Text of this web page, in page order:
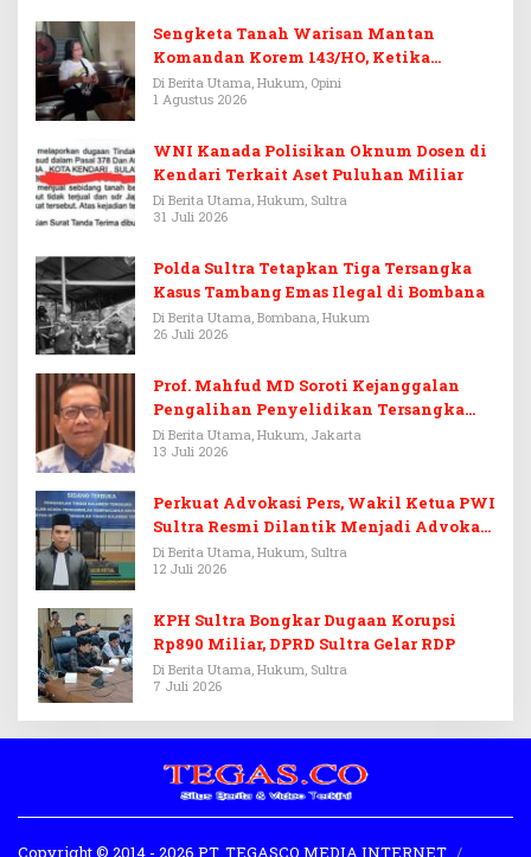
Sengketa Tanah Warisan Mantan
Komandan Korem 143/HO, Ketika
Warisan Menjadi Arena Pemerasan
Di Berita Utama, Hukum, Opini
1 Agustus 2026
WNI Kanada Polisikan Oknum Dosen di
Kendari Terkait Aset Puluhan Miliar
Di Berita Utama, Hukum, Sultra
31 Juli 2026
Polda Sultra Tetapkan Tiga Tersangka
Kasus Tambang Emas Ilegal di Bombana
Di Berita Utama, Bombana, Hukum
26 Juli 2026
Prof. Mahfud MD Soroti Kejanggalan
Pengalihan Penyelidikan Tersangka
Febrie Adriansyah
Di Berita Utama, Hukum, Jakarta
13 Juli 2026
Perkuat Advokasi Pers, Wakil Ketua PWI
Sultra Resmi Dilantik Menjadi Advokat
PERADI
Di Berita Utama, Hukum, Sultra
12 Juli 2026
KPH Sultra Bongkar Dugaan Korupsi
Rp890 Miliar, DPRD Sultra Gelar RDP
Di Berita Utama, Hukum, Sultra
7 Juli 2026
Copyright © 2014 - 2026 PT. TEGASCO MEDIA INTERNET